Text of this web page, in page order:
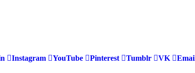
Instagram YouTube Pinterest Tumblr VK